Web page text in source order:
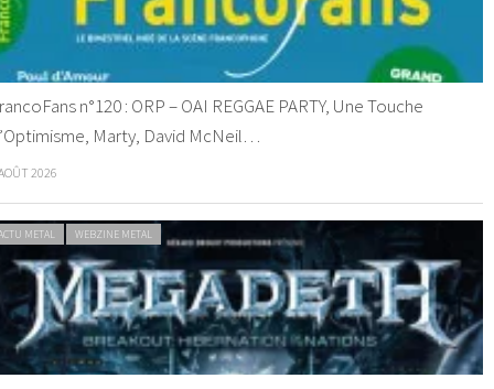
n°120 : ORP – OAI REGGAE PARTY, Une Touche
Marty, David McNeil…
2026
METAL WEBZINE METAL